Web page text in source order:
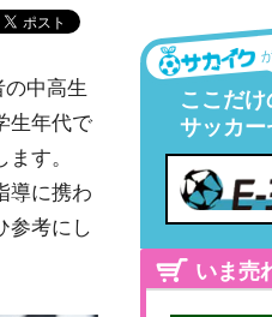
の中高生
生年代で
す。
導に携わ
参考にし
ここだ
サッカー
いま売